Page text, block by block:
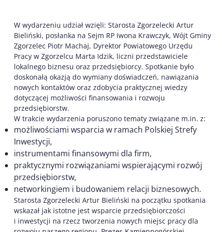
W wydarzeniu udział wzięli: Starosta Zgorzelecki Artur
Bieliński, posłanka na Sejm RP Iwona Krawczyk, Wójt Gminy
Zgorzelec Piotr Machaj, Dyrektor Powiatowego Urzędu
Pracy w Zgorzelcu Marta Idzik, liczni przedstawiciele
lokalnego biznesu oraz przedsiębiorcy. Spotkanie było
doskonałą okazją do wymiany doświadczeń, nawiązania
nowych kontaktów oraz zdobycia praktycznej wiedzy
dotyczącej możliwości finansowania i rozwoju
przedsiębiorstw.
W trakcie wydarzenia poruszono tematy związane m.in. z:
możliwościami wsparcia w ramach Polskiej Strefy
Inwestycji,
instrumentami finansowymi dla firm,
praktycznymi rozwiązaniami wspierającymi rozwój
przedsiębiorstw,
networkingiem i budowaniem relacji biznesowych.
Starosta Zgorzelecki Artur Bieliński na początku spotkania
wskazał jak istotne jest wsparcie przedsiębiorczości
i inwestycji na rzecz tworzenia nowych miejsc pracy dla